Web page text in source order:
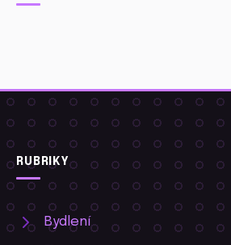
RUBRIKY
Bydlení